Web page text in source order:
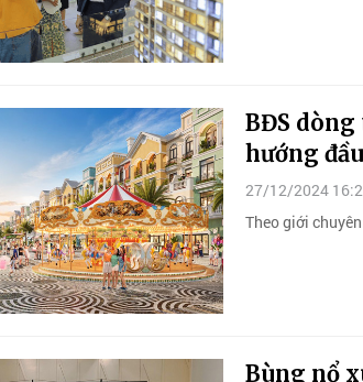
BĐS
hướng
27/12/2024
Theo giới
Bùng nổ